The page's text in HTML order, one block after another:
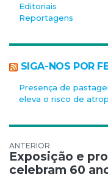
Editoriais
Reportagens
SIGA-NOS POR
Presença de
eleva o risco de
Exposição e
celebram 60